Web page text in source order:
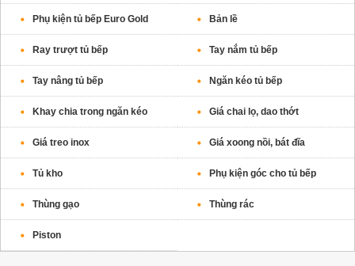
Phụ kiện tủ bếp Euro Gold Bản lề
Ray trượt tủ bếp Tay nắm tủ bếp
Tay nâng tủ bếp Ngăn kéo tủ bếp
Khay chia trong ngăn kéo Giá chai lọ, dao thớt
Giá treo inox Giá xoong nồi, bát đĩa
Tủ kho Phụ kiện góc cho tủ bếp
Thùng gạo Thùng rác
Piston